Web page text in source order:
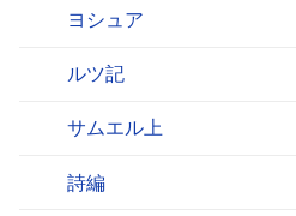
ヨシュア
ルツ記
サムエル上
詩編